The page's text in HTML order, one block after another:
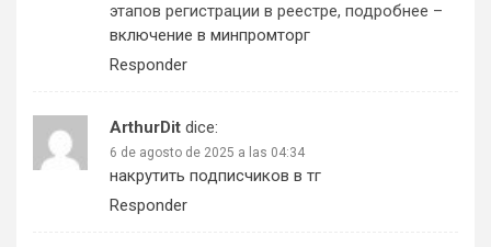
этапов регистрации в реестре, подробнее –
включение в минпромторг
Responder
ArthurDit dice:
6 de agosto de 2025 a las 04:34
накрутить подписчиков в тг
Responder